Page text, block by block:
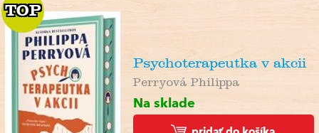
TOP
TOP
Psychoterapeutka v akcii
Perryová Philippa
Na sklade